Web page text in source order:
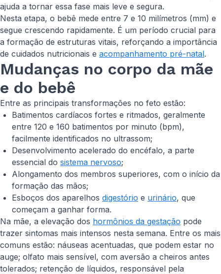
ajuda a tornar essa fase mais leve e segura.
Nesta etapa, o bebê mede entre 7 e 10 milímetros (mm) e
segue crescendo rapidamente. É um período crucial para
a formação de estruturas vitais, reforçando a importância
de cuidados nutricionais e acompanhamento pré-natal.
Mudanças no corpo da mãe
e do bebê
Entre as principais transformações no feto estão:
Batimentos cardíacos fortes e ritmados, geralmente
entre 120 e 160 batimentos por minuto (bpm),
facilmente identificados no ultrassom;
Desenvolvimento acelerado do encéfalo, a parte
essencial do sistema nervoso;
Alongamento dos membros superiores, com o início da
formação das mãos;
Esboços dos aparelhos digestório e urinário, que
começam a ganhar forma.
Na mãe, a elevação dos hormônios da gestação pode
trazer sintomas mais intensos nesta semana. Entre os mais
comuns estão: náuseas acentuadas, que podem estar no
auge; olfato mais sensível, com aversão a cheiros antes
tolerados; retenção de líquidos, responsável pela